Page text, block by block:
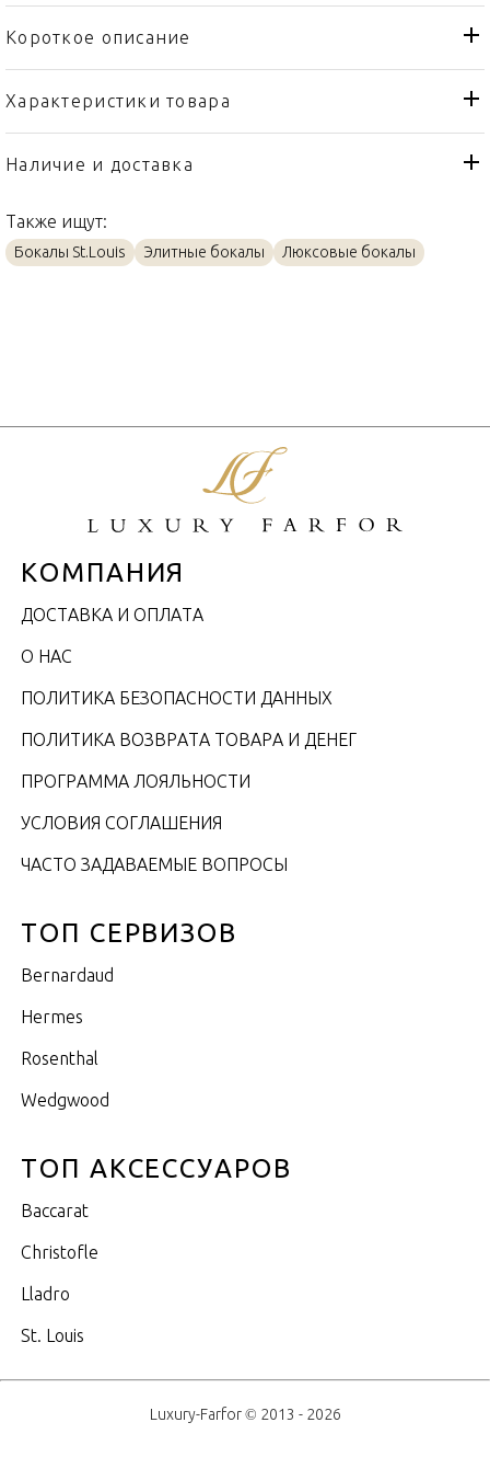
Короткое описание
Характеристики товара
Тип товара
Бокал
Бренд
Страна производителя
Материал
Хрусталь
Наличие и доставка
Также ищут:
Бокалы St.Louis Элитные бокалы Люксовые бокалы
КОМПАНИЯ
ДОСТАВКА И ОПЛАТА
О НАС
ПОЛИТИКА БЕЗОПАСНОСТИ ДАННЫХ
ПОЛИТИКА ВОЗВРАТА ТОВАРА И ДЕНЕГ
ПРОГРАММА ЛОЯЛЬНОСТИ
УСЛОВИЯ СОГЛАШЕНИЯ
ЧАСТО ЗАДАВАЕМЫЕ ВОПРОСЫ
ТОП СЕРВИЗОВ
Bernardaud
Hermes
Rosenthal
Wedgwood
ТОП АКСЕССУАРОВ
Baccarat
Christofle
Lladro
St. Louis
Luxury-Farfor © 2013 - 2026